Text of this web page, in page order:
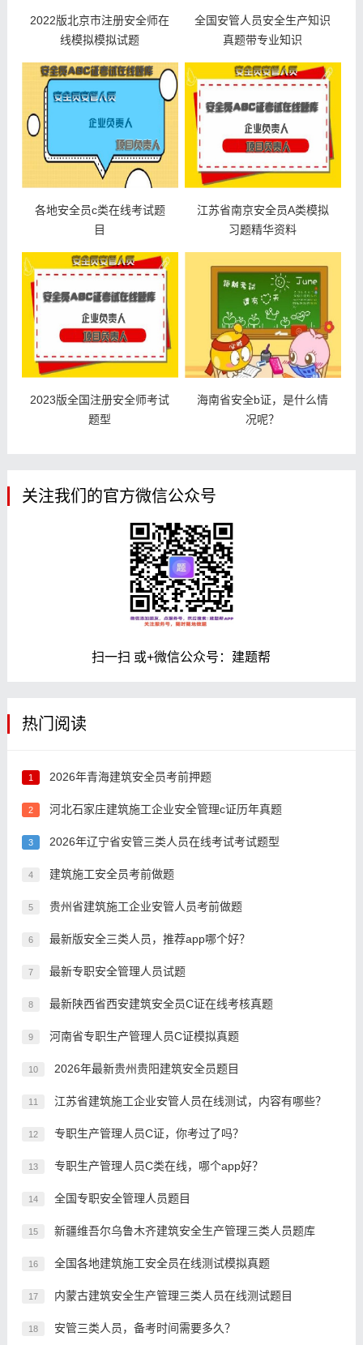
2022版北京市注册安全师在
线模拟模拟试题
全国安管人员安全生产知识
真题带专业知识
各地安全员c类在线考试题
目
江苏省南京安全员A类模拟
习题精华资料
2023版全国注册安全师考试
题型
海南省安全b证，是什么情
况呢？
关注我们的官方微信公众号
扫一扫 或+微信公众号：建题帮
热门阅读
1 2026年青海建筑安全员考前押题
2 河北石家庄建筑施工企业安全管理c证历年真题
3 2026年辽宁省安管三类人员在线考试考试题型
4 建筑施工安全员考前做题
5 贵州省建筑施工企业安管人员考前做题
6 最新版安全三类人员，推荐app哪个好？
7 最新专职安全管理人员试题
8 最新陕西省西安建筑安全员C证在线考核真题
9 河南省专职生产管理人员C证模拟真题
10 2026年最新贵州贵阳建筑安全员题目
11 江苏省建筑施工企业安管人员在线测试，内容有哪些？
12 专职生产管理人员C证，你考过了吗？
13 专职生产管理人员C类在线，哪个app好？
14 全国专职安全管理人员题目
15 新疆维吾尔乌鲁木齐建筑安全生产管理三类人员题库
16 全国各地建筑施工安全员在线测试模拟真题
17 内蒙古建筑安全生产管理三类人员在线测试题目
18 安管三类人员，备考时间需要多久？